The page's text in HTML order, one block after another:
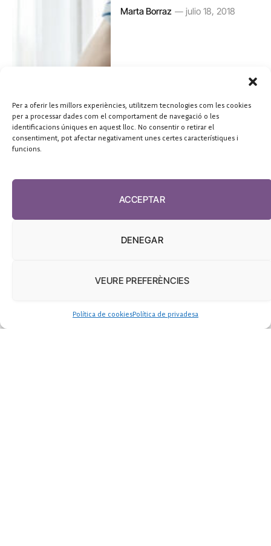
Per a oferir les millors experiències, utilitzem tecnologies com les cookies
per a processar dades com el comportament de navegació o les
identificacions úniques en aquest lloc. No consentir o retirar el
consentiment, pot afectar negativament unes certes característiques i
funcions.
ACCEPTAR
DENEGAR
VEURE PREFERÈNCIES
Política de cookiesPolítica de privadesa
Marta Borraz julio 18, 2018
Ventres de lloguer o gestació
subrogada: les claus d’un
cada poc